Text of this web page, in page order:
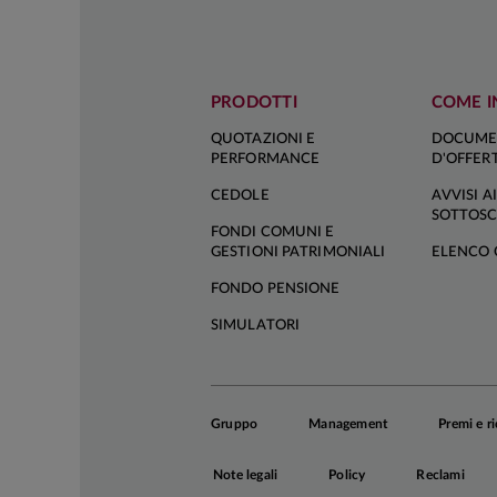
decidere di
saranno
In Area
della
ottimista
all'insolita
tempistica
PRODOTTI
QUOTAZIONI E
PERFORMANCE
CEDOLE
FONDI COMUNI E
GESTIONI PATRIMONIALI
FONDO PENSIONE
SIMULATORI
COME
AVVISI AI
ELENCO
Gruppo Management Premi e
Note legali Policy Reclami